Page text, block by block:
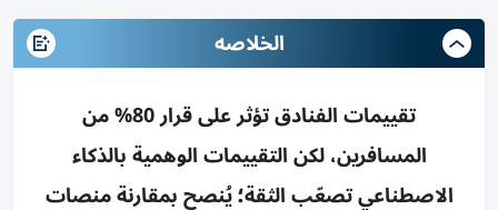
الخلاصه
تقييمات الفنادق تؤثر على قرار 80% من
المسافرين، لكن التقييمات الوهمية بالذكاء
الاصطناعي تصعّب الثقة؛ يُنصح بمقارنة منصات